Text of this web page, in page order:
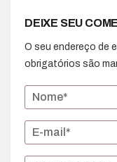
DEIXE SEU
O seu endereço de
obrigatórios são